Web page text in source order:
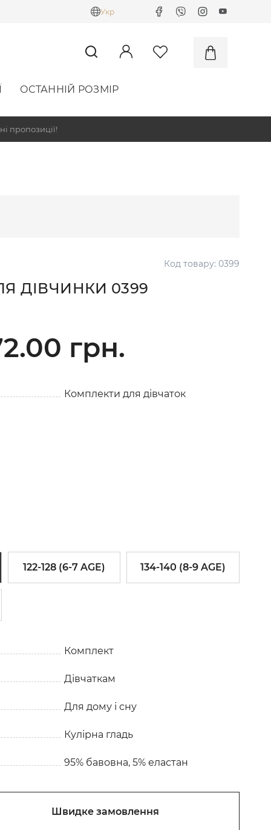
Укр
ОСТАННІЙ РОЗМІР
пропозиції!
Код товару: 0399
ДІВЧИНКИ 0399
грн.
Комплекти для дівчаток
122-128 (6-7 AGE) 134-140 (8-9 AGE)
Комплект
Дівчаткам
Для дому і сну
Кулірна гладь
95% бавовна, 5% еластан
Швидке замовлення